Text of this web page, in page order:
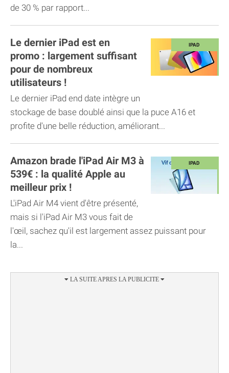
de 30 % par rapport...
Le dernier iPad est en
promo : largement suffisant
pour de nombreux
utilisateurs !
Le dernier iPad end date intègre un
stockage de base doublé ainsi que la puce A16 et
profite d'une belle réduction, améliorant...
Amazon brade l'iPad Air M3 à
539€ : la qualité Apple au
meilleur prix !
L'iPad Air M4 vient d'être présenté,
mais si l'iPad Air M3 vous fait de
l'œil, sachez qu'il est largement assez puissant pour
la...